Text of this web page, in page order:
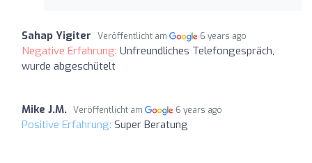
Sahap Yigiter Veröffentlicht am 6 years ago
Negative Erfahrung: Unfreundliches Telefongespräch,
wurde abgeschütelt
Mike J.M. Veröffentlicht am 6 years ago
Positive Erfahrung: Super Beratung